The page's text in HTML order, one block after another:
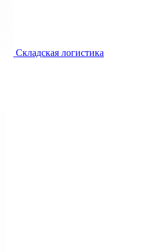
Складская логистика